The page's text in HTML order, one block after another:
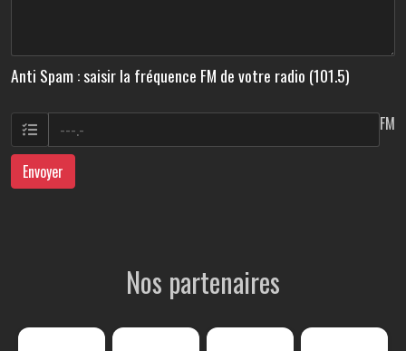
Anti Spam : saisir la fréquence FM de votre radio (101.5)
FM
Envoyer
Nos partenaires